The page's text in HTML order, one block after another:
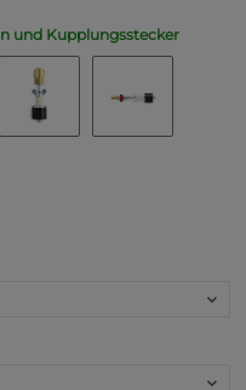
und Kupplungsstecker